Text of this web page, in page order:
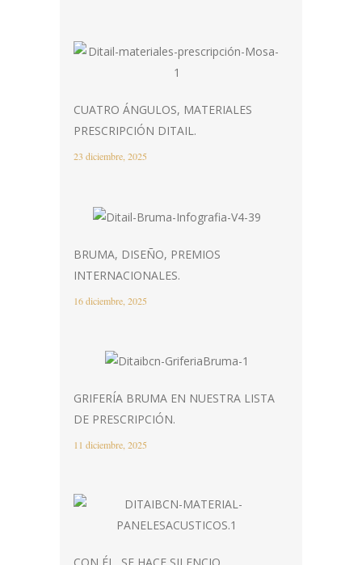
CUATRO ÁNGULOS, MATERIALES
PRESCRIPCIÓN DITAIL.
23 diciembre, 2025
BRUMA, DISEÑO, PREMIOS
INTERNACIONALES.
16 diciembre, 2025
GRIFERÍA BRUMA EN NUESTRA LISTA
DE PRESCRIPCIÓN.
11 diciembre, 2025